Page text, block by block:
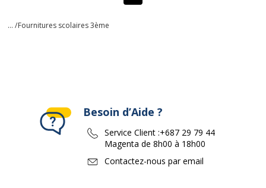
... /Fournitures scolaires 3ème
Besoin d’Aide ?
Service Client :+687 29 79 44
Magenta de 8h00 à 18h00
Contactez-nous par email